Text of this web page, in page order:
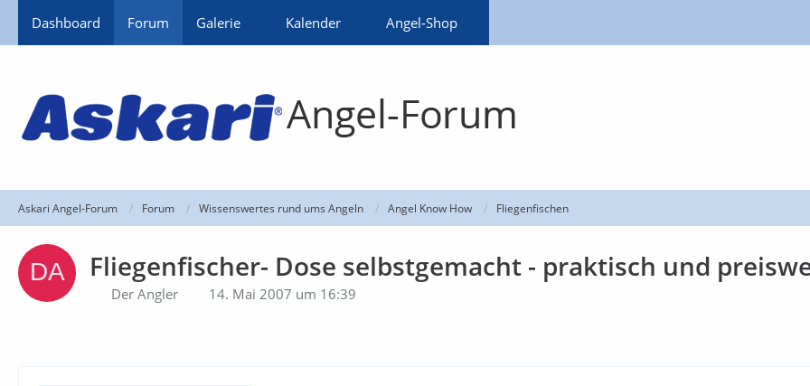
Dashboard Forum Galerie Kalender Angel-Shop
Askari Angel-Forum Forum Wissenswertes rund ums Angeln Angel Know How Fliegenfischen
Fliegenfischer- Dose selbstgemacht - praktisch und
Der Angler 14. Mai 2007 um 16:39